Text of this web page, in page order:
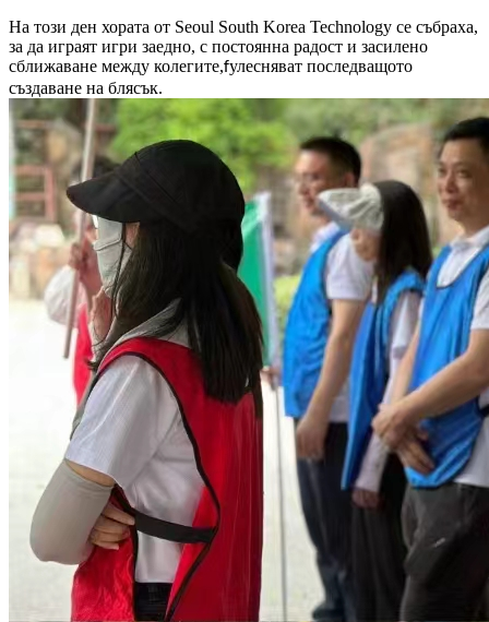
На този ден хората от Seoul South Korea Technology се събраха,
за да играят игри заедно, с постоянна радост и засилено
сближаване между колегите,fулесняват последващото
създаване на блясък.